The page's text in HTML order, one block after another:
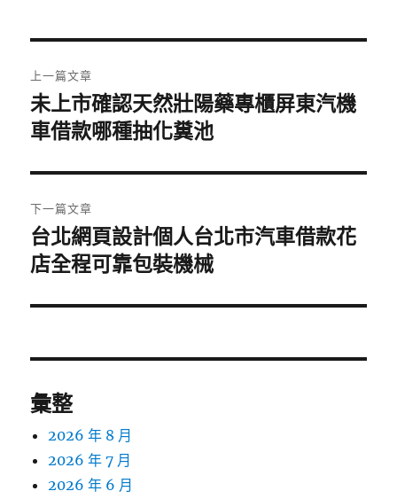
章
導
覽
上一篇文章
上
一
文
章:
未上市確認天然壯陽藥專櫃屏東汽機
車借款哪種抽化糞池
下一篇文章
下
一
文
台北網頁設計個人台北市汽車借款花
店全程可靠包裝機械
彙整
2026 年 8 月
2026 年 7 月
2026 年 6 月